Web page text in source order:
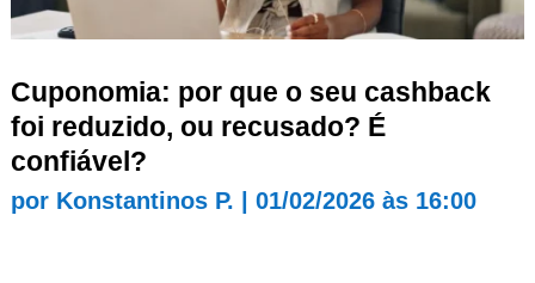
Cuponomia: por que o seu cashback
foi reduzido, ou recusado? É
confiável?
por Konstantinos P. 01/02/2026 às 16:00